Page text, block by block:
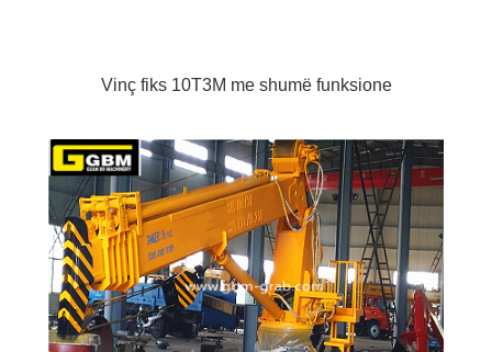
Vinç fiks 10T3M me shumë funksione